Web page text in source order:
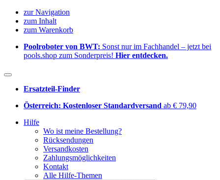
zur Navigation
zum Inhalt
zum Warenkorb
Poolroboter von BWT: Sonst nur im Fachhandel – jetzt bei
pools.shop zum Sonderpreis! Hier entdecken.
Ersatzteil-Finder
Österreich: Kostenloser Standardversand ab € 79,90
Hilfe
Wo ist meine Bestellung?
Rücksendungen
Versandkosten
Zahlungsmöglichkeiten
Kontakt
Alle Hilfe-Themen